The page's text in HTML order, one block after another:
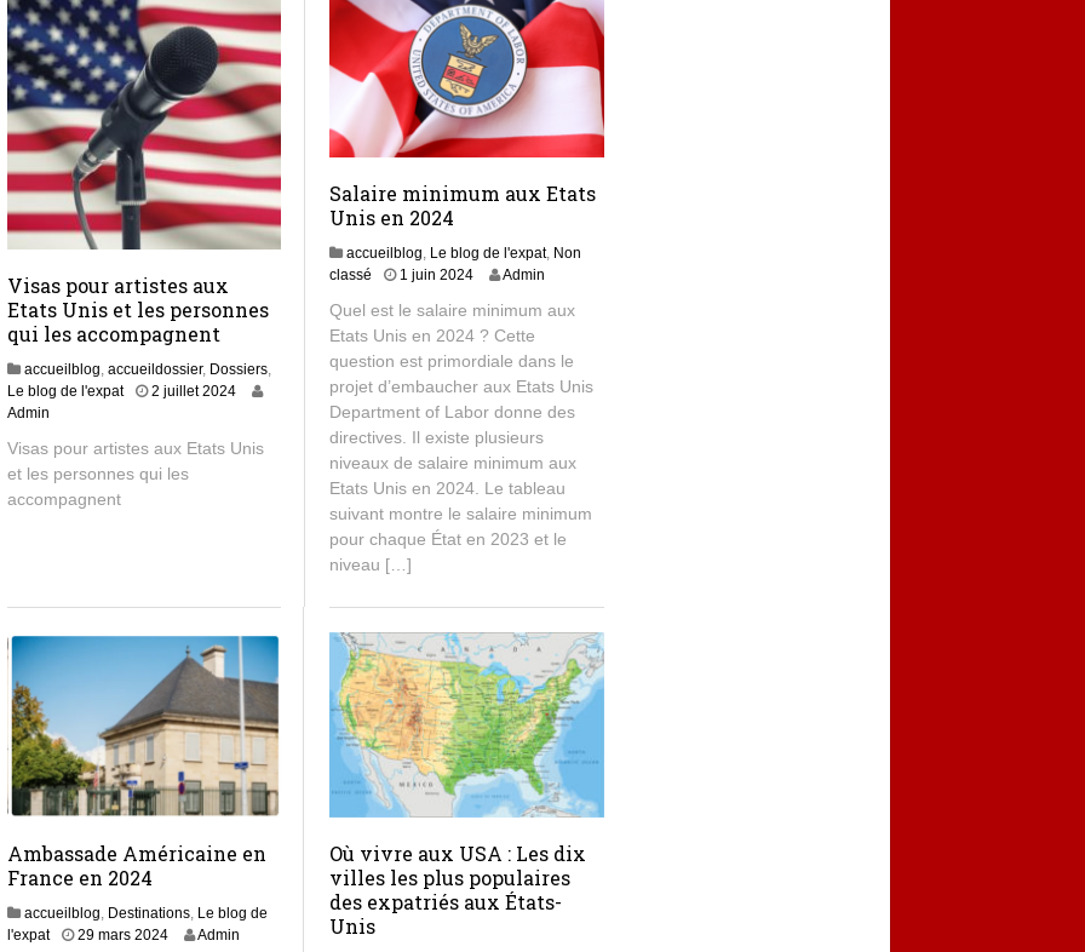
Visas pour artistes aux
Etats Unis et les personnes
qui les accompagnent
accueilblog accueildossier, Dossiers,
Le blog de l'expat
2 juillet 20241
u
0
4
Admin
Visas pour artistes aux Etats Unis
et les personnes qui les
accompagnent
Salaire minimum aux Etats
Unis en 2024
accueilblog, Le blog de l'expat, Non
classé
1 juin 20241
u
i
n
2
4
Admin
Quel est le salaire minimum aux
Etats Unis en 2024 ? Cette
question est primordiale dans le
projet d’embaucher aux Etats Unis
Department of Labor donne des
directives. Il existe plusieurs
niveaux de salaire minimum aux
Etats Unis en 2024. Le tableau
suivant montre le salaire minimum
pour chaque État en 2023 et le
niveau […]
Ambassade Américaine en
France en 2024
accueilblog, Destinations, Le blog de
l'expat
29 mars 20242
Admin
Où vivre aux USA : Les dix
villes les plus populaires
des expatriés aux États-
Unis